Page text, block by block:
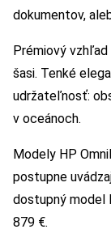
dokumentov,
Prémiový
šasi. Tenké
udržateľnosť:
v oceánoch.
Modely HP
postupne
dostupný model
879 €.